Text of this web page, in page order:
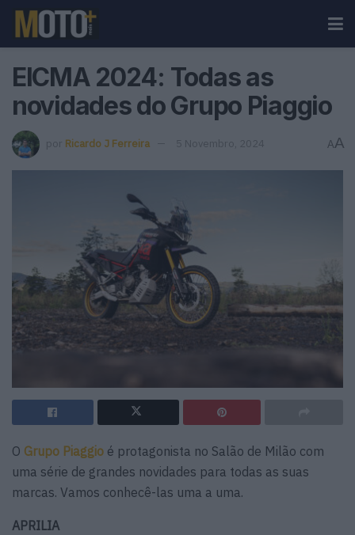
EICMA 2024: Todas as
novidades do Grupo Piaggio
por Ricardo J Ferreira 5 Novembro, 2024 AA
O Grupo Piaggio é protagonista no Salão de Milão com
uma série de grandes novidades para todas as suas
marcas. Vamos conhecê-las uma a uma.
APRILIA